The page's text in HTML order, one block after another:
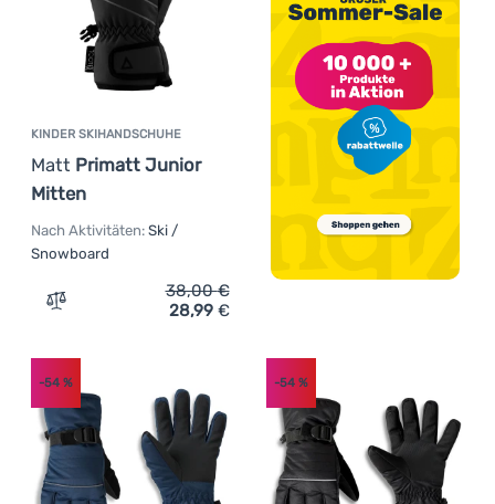
KINDER SKIHANDSCHUHE
Matt Primatt Junior
Mitten
Nach Aktivitäten: Ski /
Snowboard
Zum Vergleich 'Kinder Skihandschuhe Matt Primatt
38,00€
28,99 €
-54 % -54%